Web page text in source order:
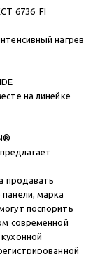
6736 FI
нагрев
на линейке
продавать
марка
поспорить
современной